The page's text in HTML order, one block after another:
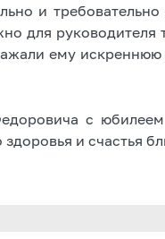
и
для
ему
с
и счастья